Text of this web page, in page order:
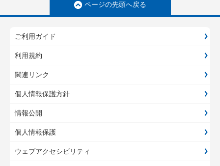
ページの先頭へ戻る
ご利用ガイド
利用規約
関連リンク
個人情報保護方針
情報公開
個人情報保護
ウェブアクセシビリティ